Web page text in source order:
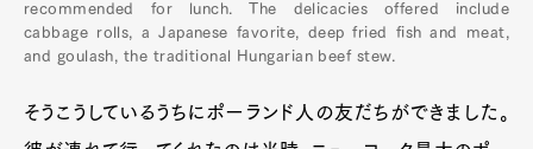
recommended for lunch. The delicacies offered include
cabbage rolls, a Japanese favorite, deep fried fish and meat,
and goulash, the traditional Hungarian beef stew.
そうこうしているうちにポーランド人の友だちができました。